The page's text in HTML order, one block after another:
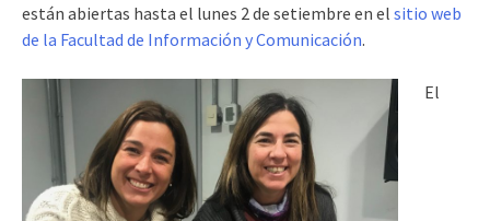
están abiertas hasta el lunes 2 de setiembre en el sitio web
de la Facultad de Información y Comunicación.
El